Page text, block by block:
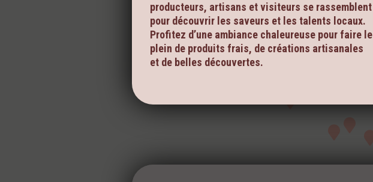
producteurs, artisans et visiteurs se rassemblent
pour découvrir les saveurs et les talents locaux.
Profitez d’une ambiance chaleureuse pour faire le
plein de produits frais, de créations artisanales
et de belles découvertes.